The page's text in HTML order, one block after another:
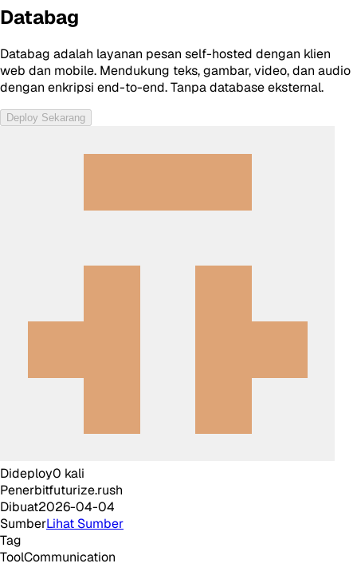
Databag
Databag adalah layanan pesan self-hosted dengan klien
web dan mobile. Mendukung teks, gambar, video, dan audio
dengan enkripsi end-to-end. Tanpa database eksternal.
Deploy Sekarang
Dideploy0 kali
Penerbitfuturize.rush
Dibuat2026-04-04
SumberLihat Sumber
Tag
ToolCommunication